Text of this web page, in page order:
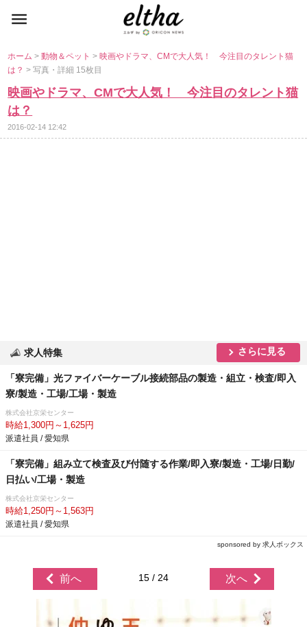
ホーム>動物＆ペット>映画やドラマ、CMで大人気！ 今注目のタレント猫
は？> 写真・詳細 15枚目
映画やドラマ、CMで大人気！ 今注目のタレント猫
は？
2016-02-14 12:42
求人特集 さらに見る
「寮完備」光ファイバーケーブル接続部品の製造・組立・検査/即入
寮/製造・工場/工場・製造
株式会社京栄センター
時給1,300円～1,625円
派遣社員 / 愛知県
「寮完備」組み立て検査及び付随する作業/即入寮/製造・工場/日勤/
日払い/工場・製造
株式会社京栄センター
時給1,250円～1,563円
派遣社員 / 愛知県
sponsored by 求人ボックス
前へ 15 / 24 次へ